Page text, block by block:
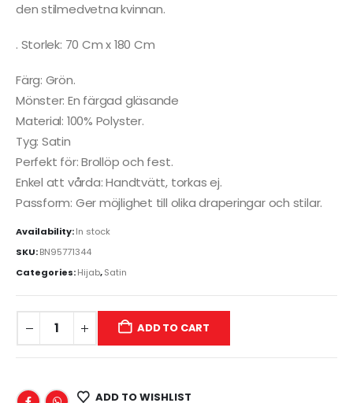
den stilmedvetna kvinnan.
. Storlek: 70 Cm x 180 Cm
Färg: Grön.
Mönster: En färgad gläsande
Material: 100% Polyster.
Tyg: Satin
Perfekt för: Brollöp och fest.
Enkel att vårda: Handtvätt, torkas ej.
Passform: Ger möjlighet till olika draperingar och stilar.
Availability:In stock
SKU:BN95771344
Categories:Hijab,Satin
ADD TO CART
ADD TO WISHLIST